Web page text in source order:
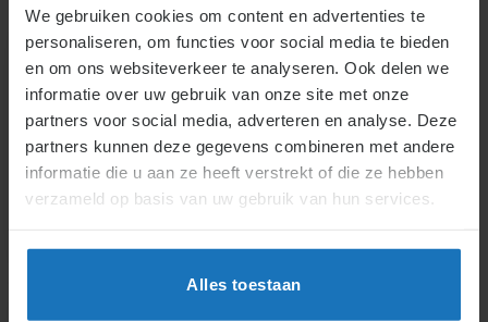
We gebruiken cookies om content en advertenties te
personaliseren, om functies voor social media te bieden
en om ons websiteverkeer te analyseren. Ook delen we
informatie over uw gebruik van onze site met onze
partners voor social media, adverteren en analyse. Deze
partners kunnen deze gegevens combineren met andere
informatie die u aan ze heeft verstrekt of die ze hebben
verzameld op basis van uw gebruik van hun services.
Alles toestaan